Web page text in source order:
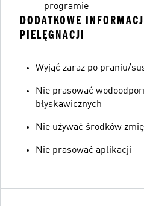
programie
DODATKOWE
PIELĘGNACJI
Wyjąć zaraz po praniu/
Nie prasować
błyskawicznych
Nie używać środków
Nie prasować aplikacji